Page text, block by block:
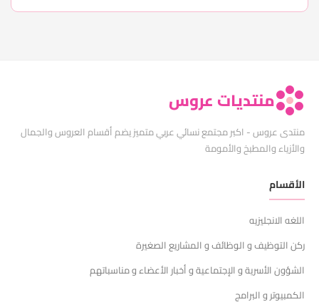
منتديات عروس
منتدى عروس - اكبر مجتمع نسائي عربي متميز يضم أقسام العروس والجمال
والأزياء والمطبخ والأمومة
الأقسام
اللغه الانجليزيه
ركن التوظيف و الوظائف و المشاريع الصغيرة
الشؤون الأسرية و الإجتماعية و أخبار الأعضاء و مناسباتهم
الكمبيوتر و البرامج